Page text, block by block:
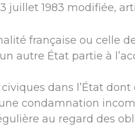
juillet 1983 modifiée,
française ou celle
autre État partie à
dans l’État dont
condamnation
au regard des